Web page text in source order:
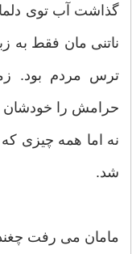
گذاشت آب توی
ناتنی مان فقط به
ترس مردم بود.
حرامش را خودشان
نه اما همه چیزی
شد.
مامان می رفت